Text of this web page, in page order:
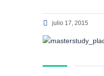
julio 17, 2015